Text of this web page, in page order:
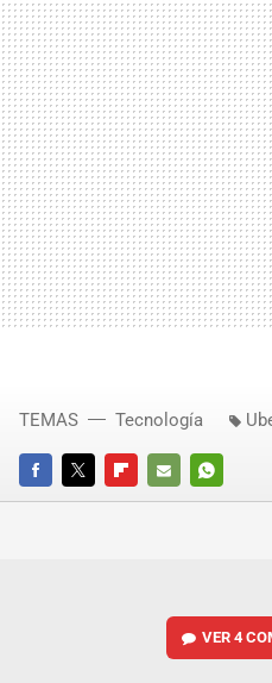
FACEBOOKTWITTERFLIPBOARD
E-
WHATSAPP
TEMAS Tecnología
VER4